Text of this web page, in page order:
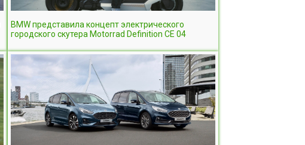
BMW представила концепт электрического
городского скутера Motorrad Definition CE 04